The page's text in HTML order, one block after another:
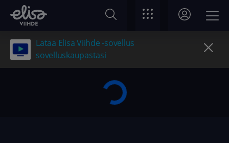
Lataa Elisa Viihde -sovellus
sovelluskaupastasi